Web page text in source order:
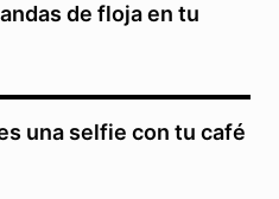
de floja en tu
una selfie con tu café